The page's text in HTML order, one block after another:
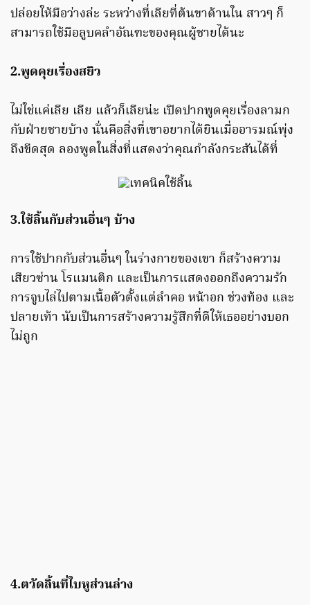
ปล่อยให้มือว่างล่ะ ระหว่างที่เลียที่ต้นขาด้านใน สาวๆ ก็
สามารถใช้มือลูบคลำอัณฑะของคุณผู้ชายได้นะ
2.พูดคุยเรื่องสยิว
ไม่ใช่แค่เลีย เลีย แล้วก็เลียน่ะ เปิดปากพูดคุยเรื่องลามก
กับฝ่ายชายบ้าง นั่นคือสิ่งที่เขาอยากได้ยินเมื่ออารมณ์พุ่ง
ถึงขีดสุด ลองพูดในสิ่งที่แสดงว่าคุณกำลังกระสันได้ที่
3.ใช้ลิ้นกับส่วนอื่นๆ บ้าง
การใช้ปากกับส่วนอื่นๆ ในร่างกายของเขา ก็สร้างความ
เสียวซ่าน โรแมนติก และเป็นการแสดงออกถึงความรัก
การจูบไล่ไปตามเนื้อตัวตั้งแต่ลำคอ หน้าอก ช่วงท้อง และ
ปลายเท้า นับเป็นการสร้างความรู้สึกที่ดีให้เธออย่างบอก
ไม่ถูก
4.ตวัดลิ้นที่ใบหูส่วนล่าง